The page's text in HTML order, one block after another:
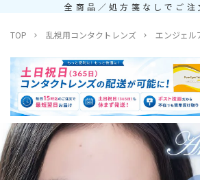
全商品／処方箋なしでご注
TOP 乱視用コンタクトレンズ エンジェル